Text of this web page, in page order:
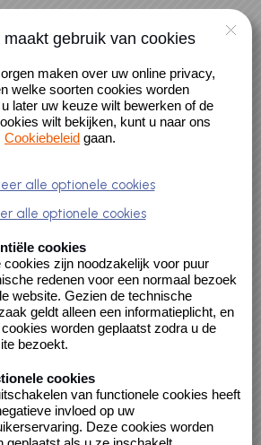
Account
0 artikelen
AI
gebruik van cookies
maken over uw online privacy,
welke soorten cookies worden
later uw keuze wilt bewerken of de
wilt bekijken, kunt u naar ons
Cookiebeleidgaan.
alle optionele cookies
alle optionele cookies
cookies
cookies zijn noodzakelijk voor puur
redenen voor een normaal bezoek
website. Gezien de technische
geldt alleen een informatieplicht, en
worden geplaatst zodra u de
bezoekt.
cookies
van functionele cookies heeft
invloed op uw
Deze cookies worden